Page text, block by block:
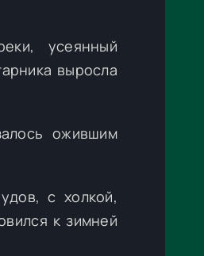
усеянный
выросла
ожившим
с холкой,
к зимней